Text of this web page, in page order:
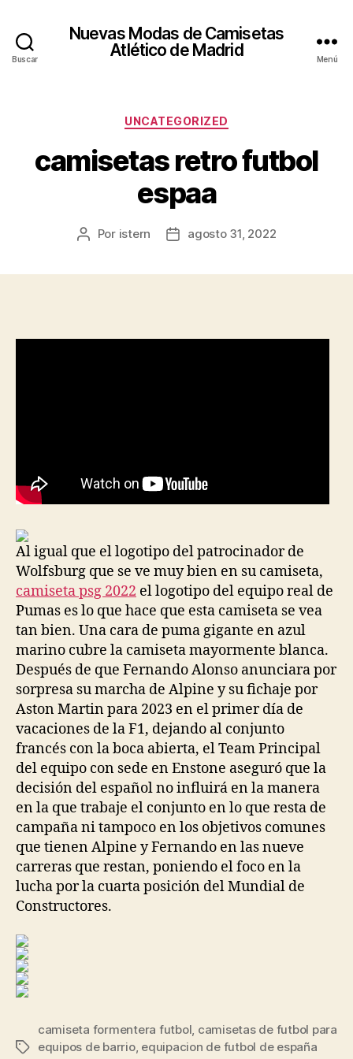
Buscar
Nuevas Modas de Camisetas
Atlético de Madrid
Menú
Categorías
UNCATEGORIZED
camisetas retro futbol
espaa
Autor
Por istern
Fechaagosto 31, 2022
Al igual que el logotipo del patrocinador de
Wolfsburg que se ve muy bien en su camiseta,
camiseta psg 2022 el logotipo del equipo real de
Pumas es lo que hace que esta camiseta se vea
tan bien. Una cara de puma gigante en azul
marino cubre la camiseta mayormente blanca.
Después de que Fernando Alonso anunciara por
sorpresa su marcha de Alpine y su fichaje por
Aston Martin para 2023 en el primer día de
vacaciones de la F1, dejando al conjunto
francés con la boca abierta, el Team Principal
del equipo con sede en Enstone aseguró que la
decisión del español no influirá en la manera
en la que trabaje el conjunto en lo que resta de
campaña ni tampoco en los objetivos comunes
que tienen Alpine y Fernando en las nueve
carreras que restan, poniendo el foco en la
lucha por la cuarta posición del Mundial de
Constructores.
Etiquetas
camiseta formentera futbol camisetas de futbol para
equipos de barrio, equipacion de futbol de españa